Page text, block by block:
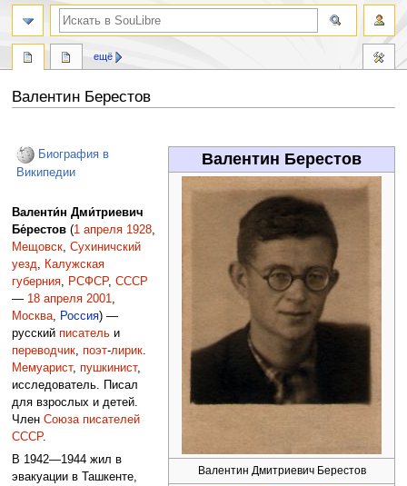
Валентин Берестов
навигации
поиску
Валентин Берестов
Валентин Дмитриевич Берестов
Биография в
Википедии
Валенти́н Дми́триевич
Бе́рестов(1 апреля 1928,
Мещовск, Сухиничский
уезд
Калужская
губерния, РСФСР, СССР
— 18 апреля 2001
Москва, Россия) —
русский писательи
переводчик, поэт-лирик.
Мемуарист, пушкинист,
исследователь. Писал
для взрослых и детей.
Член Союза писателей
СССР.
В 1942—1944 жил в
эвакуации в Ташкенте,
ещё